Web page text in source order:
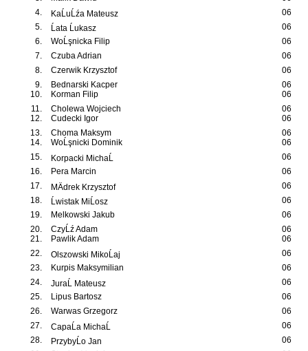
4.
KaĹuĹźa Mateusz
06
5.
Ĺata Ĺukasz
06
6.
WoĹşnicka Filip
06
7.
Czuba Adrian
06
8.
Czerwik Krzysztof
06
9.
Bednarski Kacper
06
10.
Korman Filip
06
11.
Cholewa Wojciech
06
12.
Cudecki Igor
06
13.
Choma Maksym
06
14.
WoĹşnicki Dominik
06
15.
Korpacki MichaĹ
06
16.
Pera Marcin
06
17.
MÄdrek Krzysztof
06
18.
Ĺwistak MiĹosz
06
19.
Melkowski Jakub
06
20.
CzyĹź Adam
06
21.
Pawlik Adam
06
22.
Olszowski MikoĹaj
06
23.
Kurpis Maksymilian
06
24.
JuraĹ Mateusz
06
25.
Lipus Bartosz
06
26.
Warwas Grzegorz
06
27.
CapaĹa MichaĹ
06
28.
PrzybyĹo Jan
06